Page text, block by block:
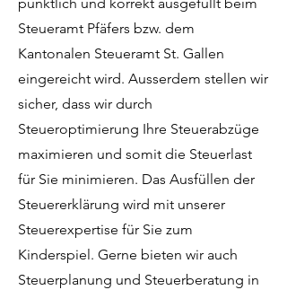
Steueramt Pfäfers bzw. dem
Kantonalen Steueramt St. Gallen
eingereicht wird. Ausserdem stellen wir
sicher, dass wir durch
Steueroptimierung Ihre Steuerabzüge
maximieren und somit die Steuerlast
für Sie minimieren. Das Ausfüllen der
Steuererklärung wird mit unserer
Steuerexpertise für Sie zum
Kinderspiel. Gerne bieten wir auch
Steuerplanung und Steuerberatung in